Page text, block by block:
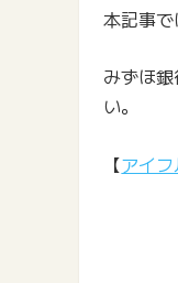
本記事
みずほ
い。
【アイ